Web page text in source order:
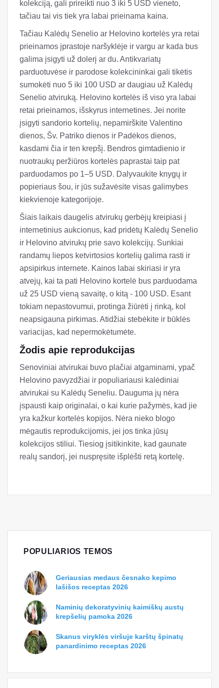
kolekciją, gali prireikti nuo 3 iki 5 USD vieneto,
tačiau tai vis tiek yra labai prieinama kaina.
Tačiau Kalėdų Senelio ar Helovino kortelės yra retai
prieinamos įprastoje naršyklėje ir vargu ar kada bus
galima įsigyti už dolerį ar du. Antikvariatų
parduotuvėse ir parodose kolekcininkai gali tikėtis
sumokėti nuo 5 iki 100 USD ar daugiau už Kalėdų
Senelio atviruką. Helovino kortelės iš viso yra labai
retai prieinamos, išskyrus internetines. Jei norite
įsigyti sandorio kortelių, nepamirškite Valentino
dienos, Šv. Patriko dienos ir Padėkos dienos,
kasdami čia ir ten krepšį. Bendros gimtadienio ir
nuotraukų peržiūros kortelės paprastai taip pat
parduodamos po 1–5 USD. Dalyvaukite knygų ir
popieriaus šou, ir jūs sužavėsite visas galimybes
kiekvienoje kategorijoje.
Šiais laikais daugelis atvirukų gerbėjų kreipiasi į
internetinius aukcionus, kad pridėtų Kalėdų Senelio
ir Helovino atvirukų prie savo kolekcijų. Sunkiai
randamų liepos ketvirtosios kortelių galima rasti ir
apsipirkus internete. Kainos labai skiriasi ir yra
atvejų, kai ta pati Helovino kortelė bus parduodama
už 25 USD vieną savaitę, o kitą - 100 USD. Esant
tokiam nepastovumui, protinga žiūrėti į rinką, kol
neapsigauna pirkimas. Atidžiai stebėkite ir būklės
variacijas, kad nepermokėtumėte.
Žodis apie reprodukcijas
Senoviniai atvirukai buvo plačiai atgaminami, ypač
Helovino pavyzdžiai ir populiariausi kalėdiniai
atvirukai su Kalėdų Seneliu. Dauguma jų nėra
įspausti kaip originalai, o kai kurie pažymės, kad jie
yra kažkur kortelės kopijos. Nėra nieko blogo
mėgautis reprodukcijomis, jei jos tinka jūsų
kolekcijos stiliui. Tiesiog įsitikinkite, kad gaunate
realų sandorį, jei nuspręsite išplėšti retą kortelę.
POPULIARIOS TEMOS
Geriausias medaus česnako kepimo
lašišos receptas 2026
Naminių dekoratyvinių kaimiškų austų
krepšelių pamoka 2026
Skanus viryklės viršuje karštų špinatų
panardinimo receptas 2026